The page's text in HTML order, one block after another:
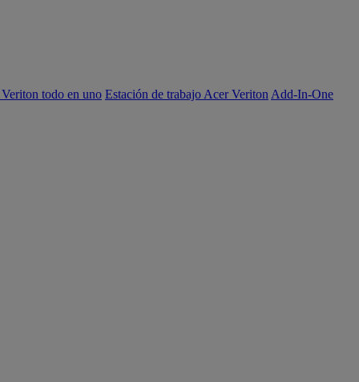
todo en uno Estación de trabajo Acer Veriton Add-In-One